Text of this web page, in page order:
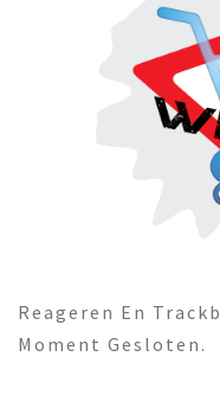
Reageren En
Moment Gesloten.